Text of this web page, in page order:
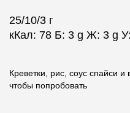
25/10/3 г
кКал: 78 Б: 3 g Ж: 3 g
Креветки, рис, соус спайси и
чтобы попробовать